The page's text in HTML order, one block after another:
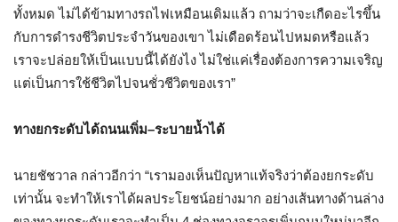
ทั้งหมด ไม่ได้ข้ามทางรถไฟเหมือนเดิมแล้ว ถามว่าจะเกืดอะไรขึ้น
กับการดำรงชีวิตประจำวันของเขา ไม่เดือดร้อนไปหมดหรือแล้ว
เราจะปล่อยให้เป็นแบบนี้ได้ยังไง ไม่ใช่แค่เรื่องต้องการความเจริญ
แต่เป็นการใช้ชีวิตไปจนชั่วชีวิตของเรา”
ทางยกระดับได้ถนนเพิ่ม–ระบายน้ำได้
นายชัชวาล กล่าวอีกว่า “เรามองเห็นปัญหาแท้จริงว่าต้องยกระดับ
เท่านั้น จะทำให้เราได้ผลประโยชน์อย่างมาก อย่างเส้นทางด้านล่าง